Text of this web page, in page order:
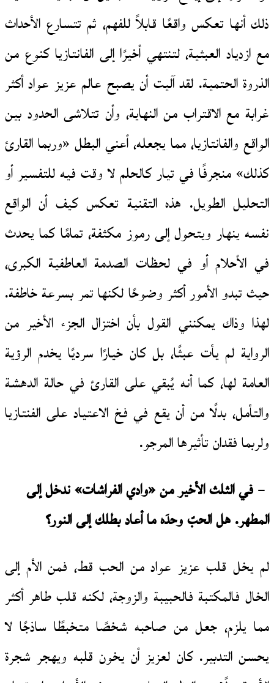
ذلك أنها تعكس واقعًا قابلاً للفهم، ثم تتسارع الأحداث
مع ازدياد العبثية، لتنتهي أخيرًا إلى الفانتازيا كنوع من
الذروة الحتمية. لقد آليت أن يصبح عالم عزيز عواد أكثر
غرابة مع الاقتراب من النهاية، وأن تتلاشى الحدود بين
الواقع والفانتازيا، مما يجعله، أعني البطل «وربما القارئ
كذلك» منجرفًا في تيار كالحلم لا وقت فيه للتفسير أو
التحليل الطويل. هذه التقنية تعكس كيف أن الواقع
نفسه ينهار ويتحول إلى رموز مكثفة، تمامًا كما يحدث
في الأحلام أو في لحظات الصدمة العاطفية الكبرى،
حيث تبدو الأمور أكثر وضوحًا لكنها تمر بسرعة خاطفة.
لهذا وذاك يمكنني القول بأن اختزال الجزء الأخير من
الرواية لم يأت عبثًا، بل كان خيارًا سرديًا يخدم الرؤية
العامة لها، كما أنه يُبقي على القارئ في حالة الدهشة
والتأمل، بدلًا من أن يقع في فخ الاعتياد على الفنتازيا
ولربما فقدان تأثيرها المرجو.
– في الثلث الأخير من «وادي الفراشات» ندخل إلى
المطهر. هل الحبّ وحدَه ما أعاد بطلك إلى النور؟
لم يخل قلب عزيز عواد من الحب قط، فمن الأم إلى
الخال فالمكتبة فالحبيبة والزوجة، لكنه قلب طاهر أكثر
مما يلزم، جعل من صاحبه شخصًا متخبطًا ساذجًا لا
يحسن التدبير. كان لعزيز أن يخون قلبه ويهجر شجرة